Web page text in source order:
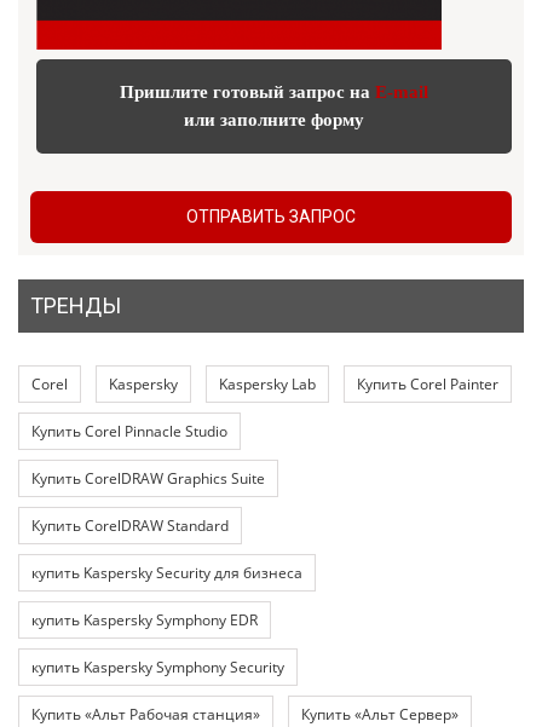
Пришлите готовый запрос на E-mail
или заполните форму
ОТПРАВИТЬ ЗАПРОС
ТРЕНДЫ
Corel Kaspersky Kaspersky Lab Купить Corel Painter
Купить Corel Pinnacle Studio
Купить CorelDRAW Graphics Suite
Купить CorelDRAW Standard
купить Kaspersky Security для бизнеса
купить Kaspersky Symphony EDR
купить Kaspersky Symphony Security
Купить «Альт Рабочая станция» Купить «Альт Сервер»